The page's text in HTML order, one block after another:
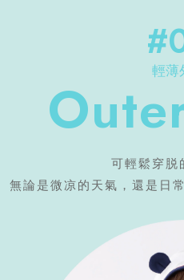
輕薄
可輕鬆穿脱
無論是微凉的天氣，還是日